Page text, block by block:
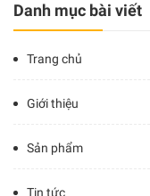
Danh mục bài viết
Trang chủ
Giới thiệu
Sản phẩm
Tin tức